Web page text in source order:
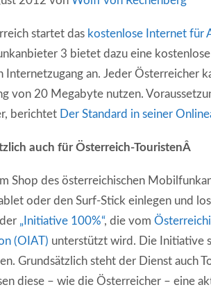
startet das kostenlose Internet für
3 bietet dazu eine
Internetzugang an. Jeder Österreicher
von 20 Megabyte nutzen.
berichtet Der Standard in seiner
auch für Österreich-TouristenÂ
Shop des österreichischen
oder den Surf-Stick einlegen und
„Initiative 100%“, die vom
(OIAT) unterstützt wird. Die Initiative
Grundsätzlich steht der Dienst auch
diese – wie die Österreicher – eine